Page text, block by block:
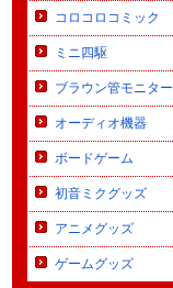
コロコロコミック
ミニ四駆
ブラウン管モニター
オーディオ機器
ボードゲーム
初音ミクグッズ
アニメグッズ
ゲームグッズ